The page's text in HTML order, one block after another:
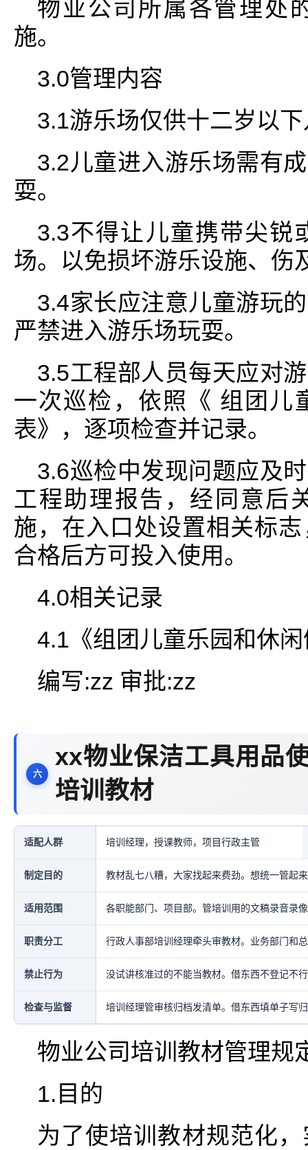
物业公司所属各管理处
施。
3.0管理内容
3.1游乐场仅供十二岁以
3.2儿童进入游乐场需有
耍。
3.3不得让儿童携带尖锐
场。以免损坏游乐设施、伤
3.4家长应注意儿童游玩
严禁进入游乐场玩耍。
3.5工程部人员每天应对
一次巡检，依照《 组团儿
表》，逐项检查并记录。
3.6巡检中发现问题应及
工程助理报告，经同意后
施，在入口处设置相关标
合格后方可投入使用。
4.0相关记录
4.1《组团儿童乐园和休
编写:zz 审批:zz
xx物业保洁工具用品
培训教材
适配人群 培训经理，授课教师，项目行政主管
制定目的 教材乱七八糟，大家找起来费劲。想统一管起
适用范围 各职能部门、项目部。管培训用的文稿录音录
职责分工 行政人事部培训经理牵头审教材。业务部门和
禁止行为 没试讲核准过的不能当教材。借东西不登记不
检查与监督 培训经理管审核归档发清单。借东西填单子写
物业公司培训教材管理规
1.目的
为了使培训教材规范化